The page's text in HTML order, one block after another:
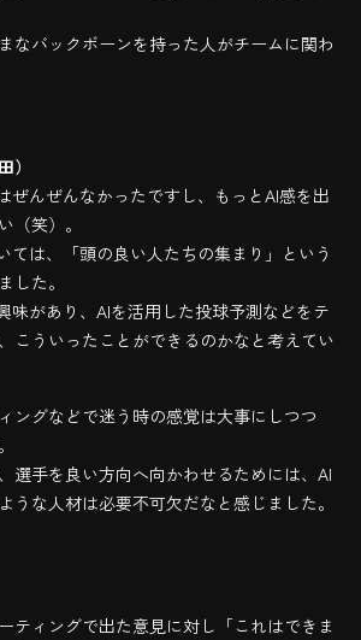
なバックボーンを持った人がチームに関わ
）
ぜんぜんなかったですし、もっとAI感を出
（笑）。
ては、「頭の良い人たちの集まり」という
した。
味があり、AIを活用した投球予測などをテ
こういったことができるのかなと考えてい
ングなどで迷う時の感覚は大事にしつつ
選手を良い方向へ向かわせるためには、AI
うな人材は必要不可欠だなと感じました。
ティングで出た意見に対し「これはできま